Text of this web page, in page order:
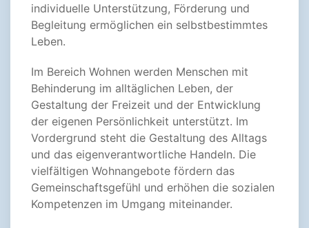
individuelle Unterstützung, Förderung und
Begleitung ermöglichen ein selbstbestimmtes
Leben.
Im Bereich Wohnen werden Menschen mit
Behinderung im alltäglichen Leben, der
Gestaltung der Freizeit und der Entwicklung
der eigenen Persönlichkeit unterstützt. Im
Vordergrund steht die Gestaltung des Alltags
und das eigenverantwortliche Handeln. Die
vielfältigen Wohnangebote fördern das
Gemeinschaftsgefühl und erhöhen die sozialen
Kompetenzen im Umgang miteinander.